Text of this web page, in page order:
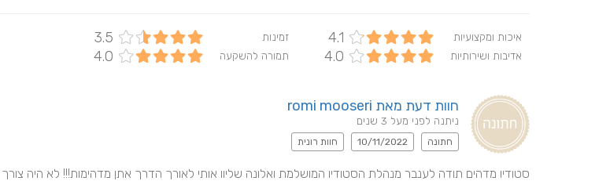
איכות ומקצועיות 4.1 זמינות 3.5
אדיבות ושירותיות 4.0 תמורה להשקעה 4.0
חוות דעת מאת romi mooseri
ניתנה לפני מעל 3 שנים
חתונה 10/11/2022 חוות רונית